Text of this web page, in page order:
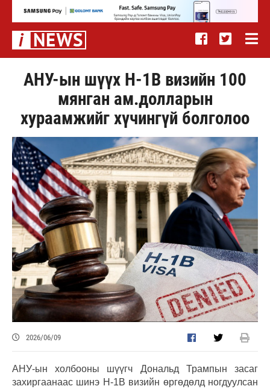
АНУ-ын шүүх H-1B визийн 100
мянган ам.долларын
хураамжийг хүчингүй болголоо
2026/06/09
АНУ-ын холбооны шүүгч Дональд Трампын засаг
захиргаанаас шинэ H-1B визийн өргөдөлд ногдуулсан